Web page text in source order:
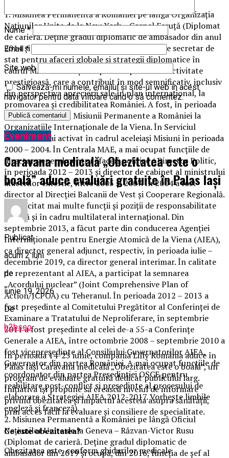
1. Misiunea Permanentă a României pe lângă Organizația
Națiunilor Unite de la New York – Cornel Feruță (Diplomat
de carieră. Deține gradul diplomatic de ambasador din anul
2014 și exercită, din ianuarie 2020, funcția de secretar de
stat pentru afaceri globale și strategii diplomatice în
cadrul MAE. A desfășurat până în prezent o activitate
prestigioasă, care a contribuit în mod semnificativ, inclusiv
din perspectiva aprecierii sale în plan internațional, la
promovarea și credibilitatea României. A fost, în perioada
2007 – 2012, șeful Misiunii Permanente a României la
Organizațiile Internaționale de la Viena. În Serviciul
Exterior a mai activat în cadrul aceleiași Misiuni în perioada
2000 – 2004. În Centrala MAE, a mai ocupat funcțiile de
director general pentru afaceri politice / Director Politic,
în perioada 2012 – 2013 și director de cabinet al ministrului
afacerilor externe, între 2005 și 2007. În 2004 a fost
director al Direcției Balcanii de Vest și Cooperare Regională.
A exercitat mai multe funcții și poziții de responsabilitate
majoră și în cadru multilateral internațional. Din
septembrie 2013, a făcut parte din conducerea Agenției
Internaționale pentru Energie Atomică de la Viena (AIEA),
ca director general adjunct, respectiv, în perioada iulie –
decembrie 2019, ca director general interimar. În calitate
de reprezentant al AIEA, a participat la semnarea
„Acordului nuclear” (Joint Comprehensive Plan of
Action/JCPOA) cu Teheranul. În perioada 2012 – 2013 a
fost președinte al Comitetului Pregătitor al Conferinței de
Examinare a Tratatului de Neproliferare, în septembrie
2011 a fost președinte al celei de-a 55-a Conferințe
Generale a AIEA, între octombrie 2008 – septembrie 2010 a
fost vicepreședinte al Consiliului Guvernatorilor AIEA,
Guvernator din partea României. A mai ocupat funcțiile de
coordonator din partea Președinției OSCE pentru
reabilitare post-conflict și președinte al procesului de
elaborare a Strategiei AIEA 2012-2017. Vorbește limbile
engleză și franceză).
2. Misiunea Permanentă a României pe lângă Oficiul
Naţiunilor Unite de la Geneva – Răzvan-Victor Rusu
(Diplomat de carieră. Deține gradul diplomatic de
ambasador din 2019 și ocupă, din 2016, funcția de şef al
Nume*
Email*
Site web
Salvează-mi numele, emailul și site-ul web în acest
navigator pentru data viitoare când o să comentez.
Eveniment
Caravana medicală „Obezitatea este o
boală” aduce evaluări gratuite în Palas Iași
Publicat
acum 2 luni
pe
iunie 19, 2026
De
b2bseo
În perioada 14-23 iunie, compania Lilly România aduce în
Palas Iași Caravana medicală „Obezitatea este o boală”, un
program de evaluare gratuită dedicat publicului larg.
Inițiativa își propune să crească nivelul de informare
privind obezitatea și impactul acesteia asupra sănătății,
prin acces facil la evaluare și consiliere de specialitate.
Ce este obezitatea?
Obezitatea este, conform ghidurilor medicale